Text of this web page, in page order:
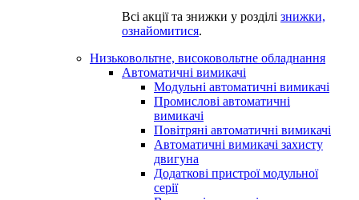
Всі акції та знижки у розділі знижки,
ознайомитися.
Низьковольтне, високовольтне обладнання
Автоматичні вимикачі
Модульні автоматичні вимикачі
Промислові автоматичні
вимикачі
Повітряні автоматичні вимикачі
Автоматичні вимикачі захисту
двигуна
Додаткові пристрої модульної
серії